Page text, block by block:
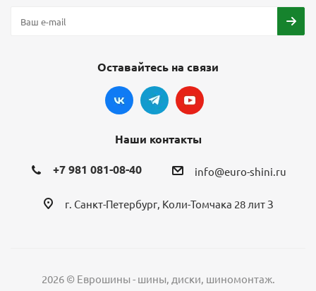
Оставайтесь на связи
Наши контакты
+7 981 081-08-40 info@euro-shini.ru
г. Санкт-Петербург, Коли-Томчака 28 лит З
2026 © Еврошины - шины, диски, шиномонтаж.